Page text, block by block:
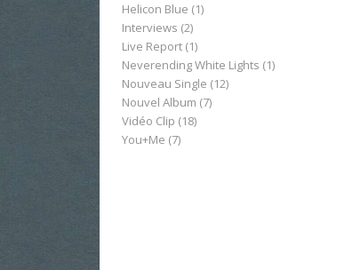
Helicon Blue (1)
Interviews (2)
Live Report (1)
Neverending White Lights (1)
Nouveau Single (12)
Nouvel Album (7)
Vidéo Clip (18)
You+Me (7)